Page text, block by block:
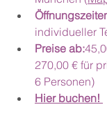
individueller
Preise ab:
270,00 € für
6 Personen)
Hier buchen!